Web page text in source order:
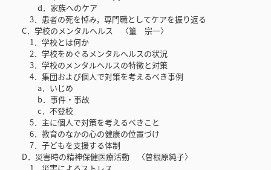
d．家族へのケア
3．患者の死を悼み，専門職としてケアを振り返る
C．学校のメンタルヘルス 〈篁 宗一〉
1．学校とは何か
2．学校をめぐるメンタルヘルスの状況
3．学校のメンタルヘルスの特徴と対策
4．集団および個人で対策を考えるべき事例
a．いじめ
b．事件・事故
c．不登校
5．主に個人で対策を考えるべきこと
6．教育のなかの心の健康の位置づけ
7．子どもを支援する体制
D．災害時の精神保健医療活動 〈曽根原純子〉